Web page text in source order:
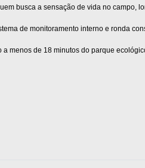
busca a sensação de vida no campo,
de monitoramento interno e ronda
menos de 18 minutos do parque